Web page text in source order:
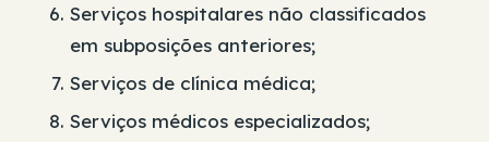
Serviços hospitalares não classificados
em subposições anteriores;
Serviços de clínica médica;
Serviços médicos especializados;